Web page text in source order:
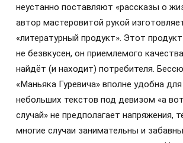
неустанно поставляют «рассказы о
автор мастеровитой рукой
«литературный продукт». Этот
не безвкусен, он приемлемого
найдёт (и находит) потребителя.
«Маньяка Гуревича» вполне удобна
небольших текстов под девизом «а
случай» не предполагает напряжения,
многие случаи занимательны и